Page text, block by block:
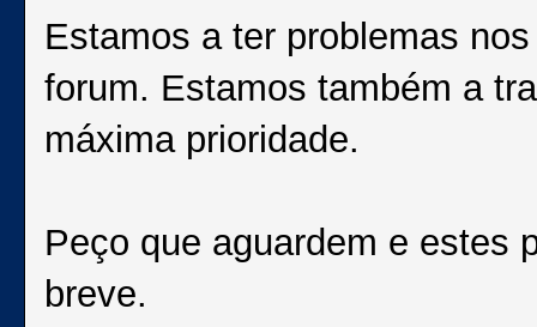
Estamos a ter problemas
forum. Estamos também a
máxima prioridade.
Peço que aguardem e estes
breve.